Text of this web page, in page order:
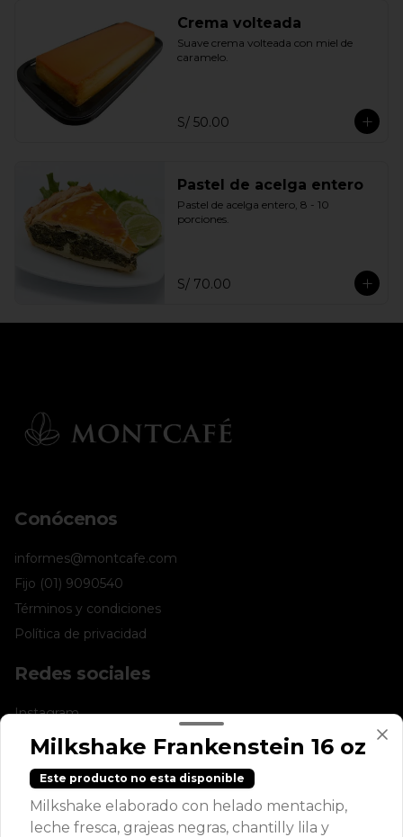
Crema volteada
Suave crema volteada con miel de
caramelo.
S/ 50.00
Pastel de acelga entero
Pastel de acelga entero, 8 - 10
porciones.
S/ 70.00
Conócenos
informes@montcafe.com
Fijo (01) 9090540
Términos y condiciones
Política de privacidad
Redes sociales
Instagram
Facebook
Mi cuenta
Pedir
Milkshake Frankenstein 16 oz
Este producto no esta disponible
Milkshake elaborado con helado mentachip,
leche fresca, grajeas negras, chantilly lila y